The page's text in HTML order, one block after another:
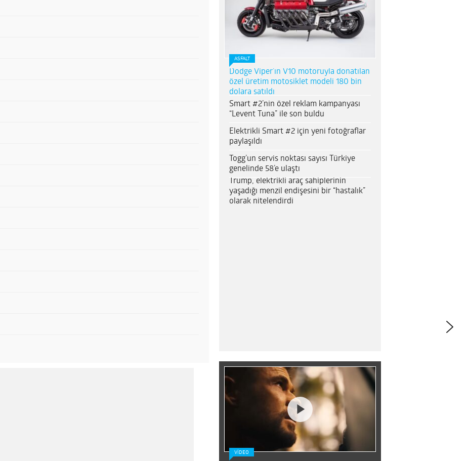
ASFALT
Dodge Viper’ın V10 motoruyla donatılan
özel üretim motosiklet modeli 180 bin
dolara satıldı
Smart #2’nin özel reklam kampanyası
“Levent Tuna” ile son buldu
Elektrikli Smart #2 için yeni fotoğraflar
paylaşıldı
Togg’un servis noktası sayısı Türkiye
genelinde 58’e ulaştı
Trump, elektrikli araç sahiplerinin
yaşadığı menzil endişesini bir “hastalık”
olarak nitelendirdi
VİDEO